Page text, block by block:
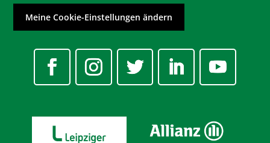
Meine Cookie-Einstellungen ändern